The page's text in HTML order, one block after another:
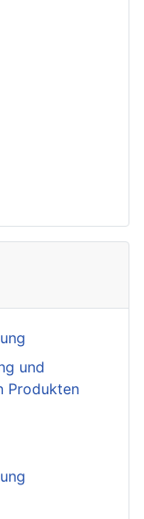
und
Produkten